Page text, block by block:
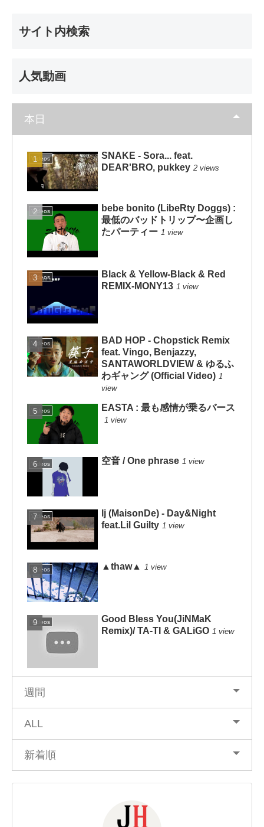
サイト内検索
人気動画
本日
Videos
SNAKE - Sora... feat.
DEAR'BRO, pukkey 2 views
Videos
bebe bonito (LibeRty Doggs) :
最低のバッドトリップ〜企画し
たパーティー 1 view
Videos
Black & Yellow-Black & Red
REMIX-MONY13 1 view
Videos
BAD HOP - Chopstick Remix
feat. Vingo, Benjazzy,
SANTAWORLDVIEW & ゆるふ
わギャング (Official Video) 1
view
Videos EASTA : 最も感情が乗るバース
1 view
Videos 空音 / One phrase 1 view
Videos
lj (MaisonDe) - Day&Night
feat.Lil Guilty 1 view
Videos ▲thaw▲ 1 view
Videos
Good Bless You(JiNMaK
Remix)/ TA-TI & GALiGO 1 view
週間
ALL
新着順